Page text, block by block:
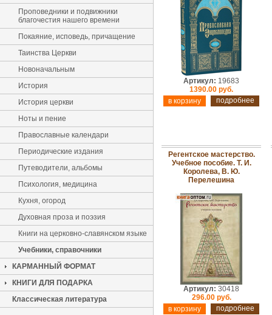
Проповедники и подвижники
благочестия нашего времени
Покаяние, исповедь, причащение
Таинства Церкви
Новоначальным
История
История церкви
Ноты и пение
Православные календари
Периодические издания
Путеводители, альбомы
Психология, медицина
Кухня, огород
Духовная проза и поэзия
Книги на церковно-славянском языке
Учебники, справочники
КАРМАННЫЙ ФОРМАТ
КНИГИ ДЛЯ ПОДАРКА
Классическая литература
Артикул: 19683
1390.00 руб.
подробнее
Регентское мастерство.
Учебное пособие. Т. И.
Королева, В. Ю.
Перелешина
Артикул: 30418
296.00 руб.
подробнее